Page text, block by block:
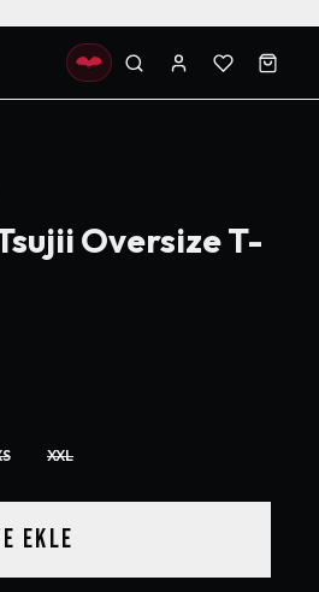
Oversize T-
XXL
EKLE